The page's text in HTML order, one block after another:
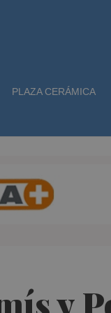
PLAZA CERÁMICA
y